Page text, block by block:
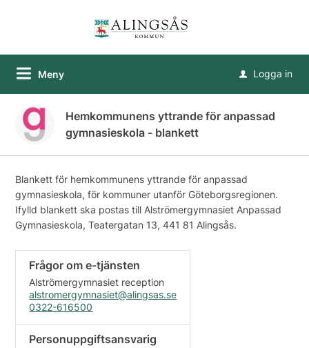
Meny u Logga in
Hemkommunens yttrande för anpassad
gymnasieskola - blankett
Blankett för hemkommunens yttrande för anpassad
gymnasieskola, för kommuner utanför Göteborgsregionen.
Ifylld blankett ska postas till Alströmergymnasiet Anpassad
Gymnasieskola, Teatergatan 13, 441 81 Alingsås.
Frågor om e-tjänsten
Alströmergymnasiet reception
alstromergymnasiet@alingsas.se
0322-616500
Personuppgiftsansvarig